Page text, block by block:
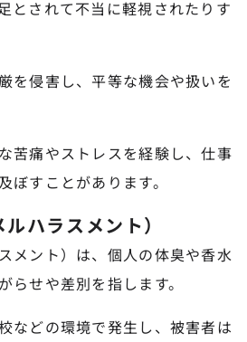
とされて不当に軽視されたりす
を侵害し、平等な機会や扱いを
苦痛やストレスを経験し、仕事
ぼすことがあります。
ハラスメント）
メント）は、個人の体臭や香水
らせや差別を指します。
などの環境で発生し、被害者は